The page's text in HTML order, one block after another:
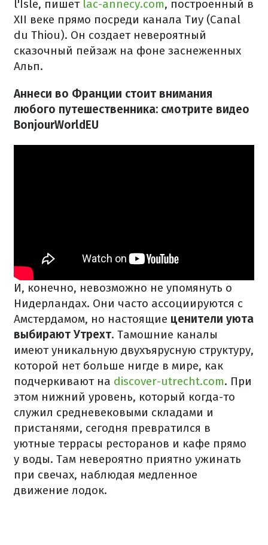
l'Isle, пишет lac-annecy.com, построенный в
XII веке прямо посреди канала Тиу (Canal
du Thiou). Он создает невероятный
сказочный пейзаж на фоне заснеженных
Альп.
Аннеси во Франции стоит внимания
любого путешественника: смотрите видео
BonjourWorldEU
И, конечно, невозможно не упомянуть о
Нидерландах. Они часто ассоциируются с
Амстердамом, но настоящие ценители уюта
выбирают Утрехт. Тамошние каналы
имеют уникальную двухъярусную структуру,
которой нет больше нигде в мире, как
подчеркивают на discover-utrecht.com. При
этом нижний уровень, который когда-то
служил средневековыми складами и
пристанями, сегодня превратился в
уютные террасы ресторанов и кафе прямо
у воды. Там невероятно приятно ужинать
при свечах, наблюдая медленное
движение лодок.